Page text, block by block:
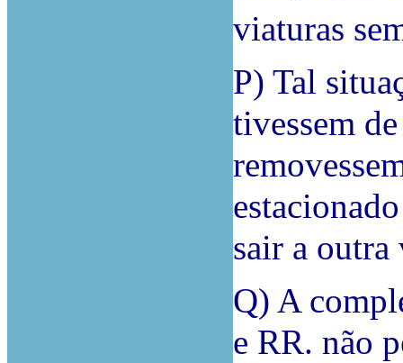
viaturas
P) Tal
tivessem
sair a
Q) A
e RR. não